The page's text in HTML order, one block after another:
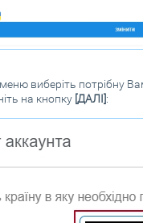
виберіть потрібну
на кнопку [ДАЛІ]: